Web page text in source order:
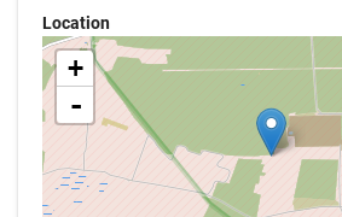
Location
+
-